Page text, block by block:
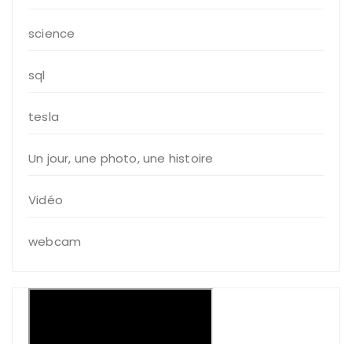
science
sql
tesla
Un jour, une photo, une histoire
Vidéo
webcam